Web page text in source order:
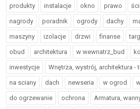
produkty instalacje okno prawo
nagrody poradnik ogrody dachy
maszyny izolacje drzwi finanse
obud architektura w wewnatrz_bud
inwestycje Wnętrza, wystrój, architektura -
na sciany dach newseria w ogrod
do ogrzewanie ochrona Armatura,